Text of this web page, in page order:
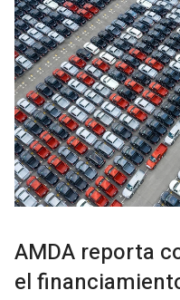
AMDA reporta
el